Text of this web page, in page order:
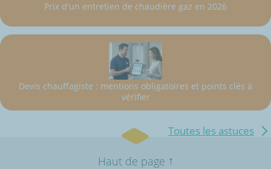
Prix d'un entretien de chaudière gaz en 2026
Devis chauffagiste : mentions obligatoires et points clés à
vérifier
Toutes les astuces
Haut de page ↑